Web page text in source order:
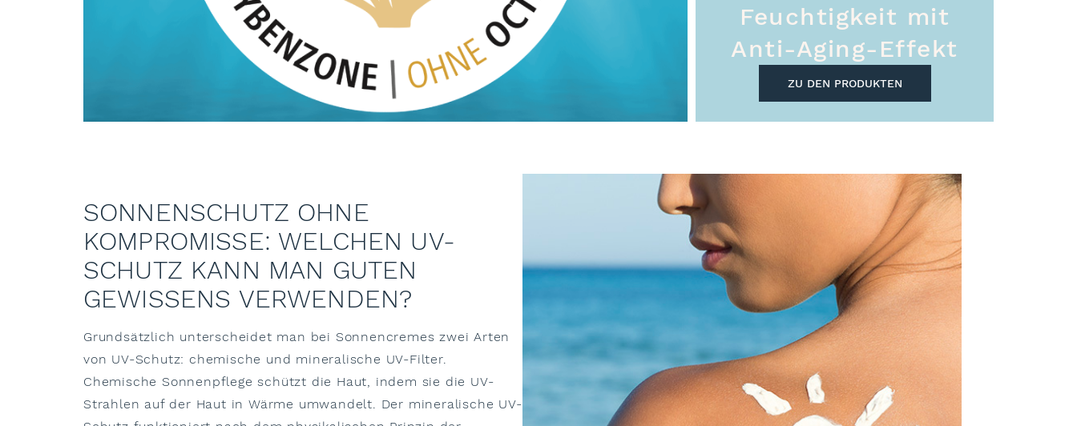
Feuchtigkeit mit
Anti-Aging-Effekt
ZU DEN PRODUKTEN
SONNENSCHUTZ OHNE
KOMPROMISSE: WELCHEN UV-
SCHUTZ KANN MAN GUTEN
GEWISSENS VERWENDEN?
Grundsätzlich unterscheidet man bei Sonnencremes zwei Arten
von UV-Schutz: chemische und mineralische UV-Filter.
Chemische Sonnenpflege schützt die Haut, indem sie die UV-
Strahlen auf der Haut in Wärme umwandelt. Der mineralische UV-